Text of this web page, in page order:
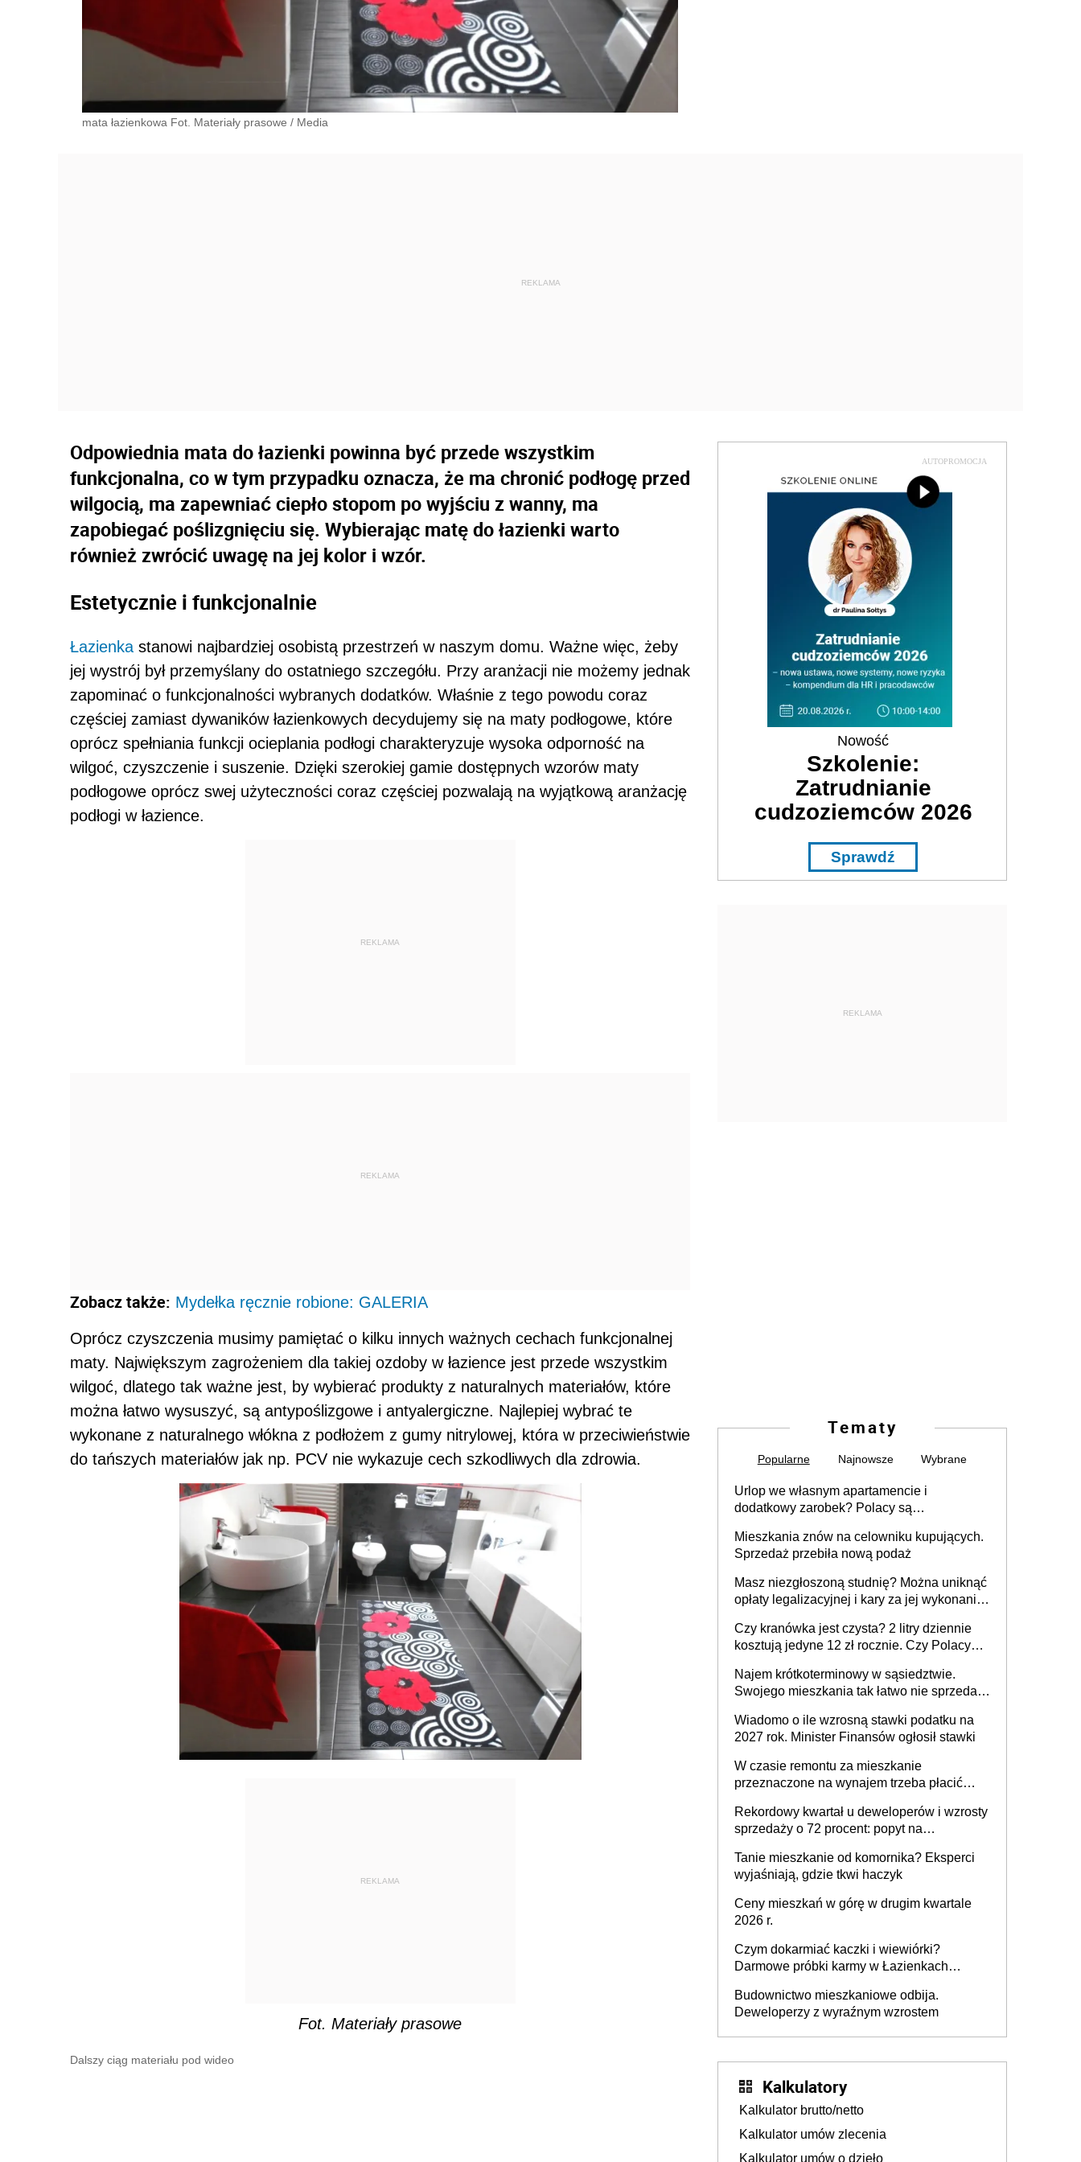
mata łazienkowa Fot. Materiały prasowe / Media
Odpowiednia mata do łazienki powinna być przede wszystkim
funkcjonalna, co w tym przypadku oznacza, że ma chronić podłogę przed
wilgocią, ma zapewniać ciepło stopom po wyjściu z wanny, ma
zapobiegać poślizgnięciu się. Wybierając matę do łazienki warto
również zwrócić uwagę na jej kolor i wzór.
Estetycznie i funkcjonalnie
Łazienka stanowi najbardziej osobistą przestrzeń w naszym domu. Ważne więc, żeby
jej wystrój był przemyślany do ostatniego szczegółu. Przy aranżacji nie możemy jednak
zapominać o funkcjonalności wybranych dodatków. Właśnie z tego powodu coraz
częściej zamiast dywaników łazienkowych decydujemy się na maty podłogowe, które
oprócz spełniania funkcji ocieplania podłogi charakteryzuje wysoka odporność na
wilgoć, czyszczenie i suszenie. Dzięki szerokiej gamie dostępnych wzorów maty
podłogowe oprócz swej użyteczności coraz częściej pozwalają na wyjątkową aranżację
podłogi w łazience.
REKLAMA
REKLAMA
Zobacz także: Mydełka ręcznie robione: GALERIA
Oprócz czyszczenia musimy pamiętać o kilku innych ważnych cechach funkcjonalnej
maty. Największym zagrożeniem dla takiej ozdoby w łazience jest przede wszystkim
wilgoć, dlatego tak ważne jest, by wybierać produkty z naturalnych materiałów, które
można łatwo wysuszyć, są antypoślizgowe i antyalergiczne. Najlepiej wybrać te
wykonane z naturalnego włókna z podłożem z gumy nitrylowej, która w przeciwieństwie
do tańszych materiałów jak np. PCV nie wykazuje cech szkodliwych dla zdrowia.
REKLAMA
Fot. Materiały prasowe
Dalszy ciąg materiału pod wideo
AUTOPROMOCJA
Nowość
Szkolenie:
Zatrudnianie
cudzoziemców 2026
Sprawdź
REKLAMA
Tematy
Popularne Najnowsze Wybrane
Urlop we własnym apartamencie i
dodatkowy zarobek? Polacy są
Mieszkania znów na celowniku kupujących.
Sprzedaż przebiła nową podaż
Masz niezgłoszoną studnię? Można uniknąć
opłaty legalizacyjnej i kary za jej wykonanie,
Czy kranówka jest czysta? 2 litry dziennie
kosztują jedyne 12 zł rocznie. Czy Polacy
Najem krótkoterminowy w sąsiedztwie.
Swojego mieszkania tak łatwo nie sprzedaż
Wiadomo o ile wzrosną stawki podatku na
2027 rok. Minister Finansów ogłosił stawki
W czasie remontu za mieszkanie
przeznaczone na wynajem trzeba płacić
realizuje w nim potrzeb mieszkaniowych
Rekordowy kwartał u deweloperów i wzrosty
sprzedaży o 72 procent: popyt na
Tanie mieszkanie od komornika? Eksperci
wyjaśniają, gdzie tkwi haczyk
Ceny mieszkań w górę w drugim kwartale
2026 r.
Czym dokarmiać kaczki i wiewiórki?
Darmowe próbki karmy w Łazienkach
edukacyjna]
Budownictwo mieszkaniowe odbija.
Deweloperzy z wyraźnym wzrostem
Kalkulatory
Kalkulator brutto/netto
Kalkulator umów zlecenia
Kalkulator umów o dzieło